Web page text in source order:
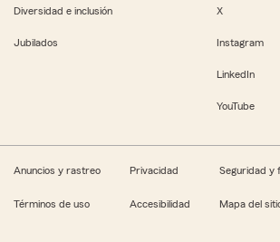
Diversidad e inclusión
Jubilados
X
Instagram
LinkedIn
YouTube
Anuncios y rastreo Privacidad Seguridad y
Términos de uso Accesibilidad Mapa del